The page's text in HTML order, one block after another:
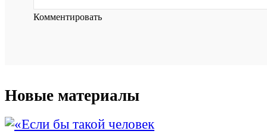
Комментировать
Новые материалы